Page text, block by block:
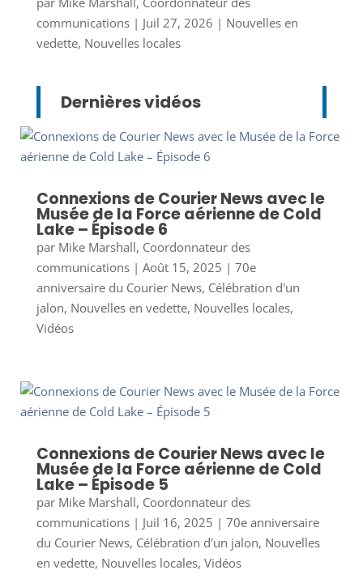
communications| Juil 27, 2026 | Nouvelles en
vedette, Nouvelles locales
Dernières vidéos
Connexions de Courier News avec le
Musée de la Force aérienne de Cold
Lake – Épisode 6
par Mike Marshall, Coordonnateur des
communications| Août 15, 2025 | 70e
anniversaire du Courier News, Célébration d'un
jalon, Nouvelles en vedette, Nouvelles locales,
Vidéos
Connexions de Courier News avec le
Musée de la Force aérienne de Cold
Lake – Épisode 5
par Mike Marshall, Coordonnateur des
communications| Juil 16, 2025 | 70e anniversaire
du Courier News, Célébration d'un jalon, Nouvelles
en vedette, Nouvelles locales, Vidéos